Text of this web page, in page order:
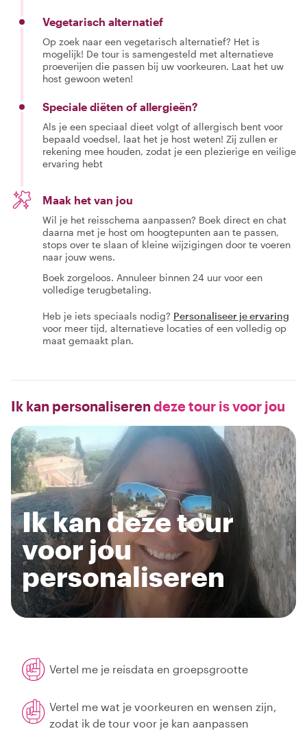
Vegetarisch alternatief
Op zoek naar een vegetarisch alternatief? Het is
mogelijk! De tour is samengesteld met alternatieve
proeverijen die passen bij uw voorkeuren. Laat het uw
host gewoon weten!
Speciale diëten of allergieën?
Als je een speciaal dieet volgt of allergisch bent voor
bepaald voedsel, laat het je host weten! Zij zullen er
rekening mee houden, zodat je een plezierige en veilige
ervaring hebt
Maak het van jou
Wil je het reisschema aanpassen? Boek direct en chat
daarna met je host om hoogtepunten aan te passen,
stops over te slaan of kleine wijzigingen door te voeren
naar jouw wens.
Boek zorgeloos. Annuleer binnen 24 uur voor een
volledige terugbetaling.
Heb je iets speciaals nodig? Personaliseer je ervaring
voor meer tijd, alternatieve locaties of een volledig op
maat gemaakt plan.
Ik kan personaliseren deze tour is voor jou
Ik kan deze tour
voor jou
personaliseren
Vertel me je reisdata en groepsgrootte
Vertel me wat je voorkeuren en wensen zijn,
zodat ik de tour voor je kan aanpassen